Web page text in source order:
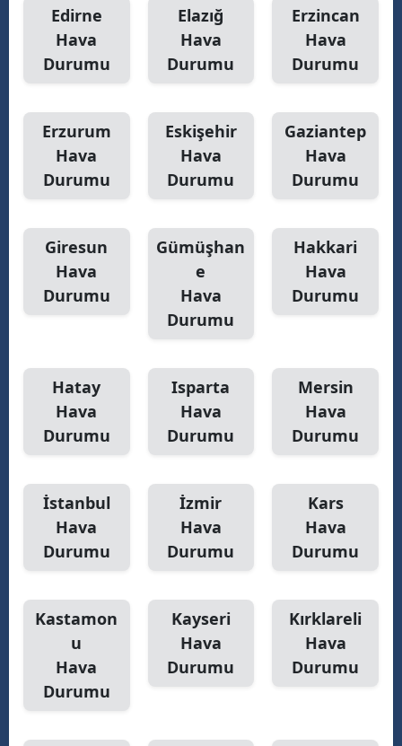
Edirne
Hava
Durumu
Elazığ
Hava
Durumu
Erzincan
Hava
Durumu
Erzurum
Hava
Durumu
Eskişehir
Hava
Durumu
Gaziantep
Hava
Durumu
Giresun
Hava
Durumu
Gümüşhan
e
Hava
Durumu
Hakkari
Hava
Durumu
Hatay
Hava
Durumu
Isparta
Hava
Durumu
Mersin
Hava
Durumu
İstanbul
Hava
Durumu
İzmir
Hava
Durumu
Kars
Hava
Durumu
Kastamon
u
Hava
Durumu
Kayseri
Hava
Durumu
Kırklareli
Hava
Durumu